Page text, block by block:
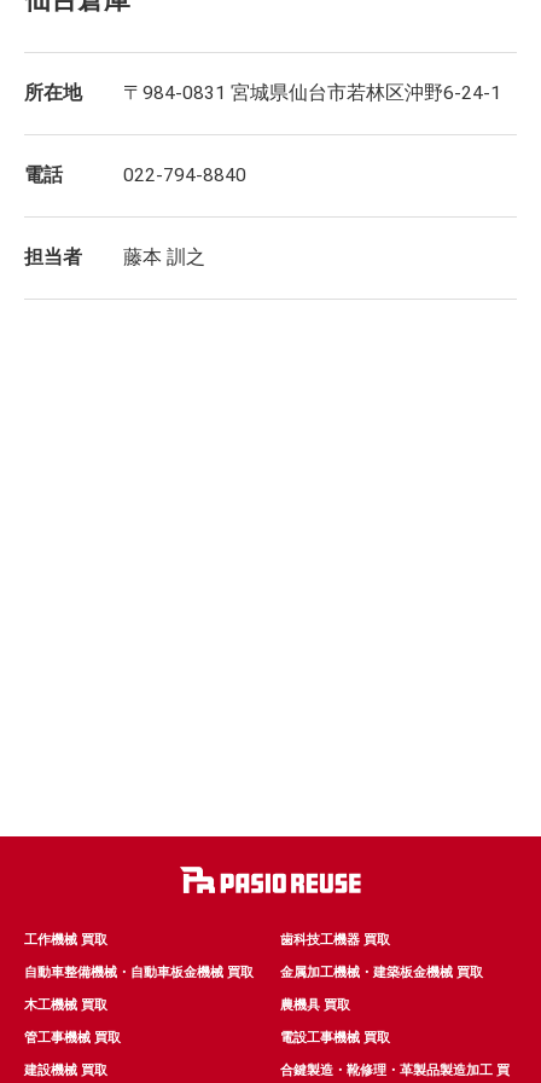
所在地 〒984-0831 宮城県仙台市若林区沖野6-24-1
電話 022-794-8840
担当者 藤本 訓之
工作機械 買取 歯科技工機器 買取
自動車整備機械・自動車板金機械 買取 金属加工機械・建築板金機械 買取
木工機械 買取 農機具 買取
管工事機械 買取 電設工事機械 買取
建設機械 買取 合鍵製造・靴修理・革製品製造加工 買